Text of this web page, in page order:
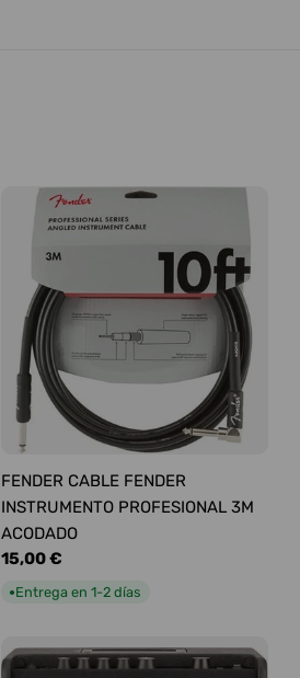
FENDER CABLE FENDER
INSTRUMENTO PROFESIONAL 3M
ACODADO
Precio
habitual
15,00 €
●Entrega en 1-2 días